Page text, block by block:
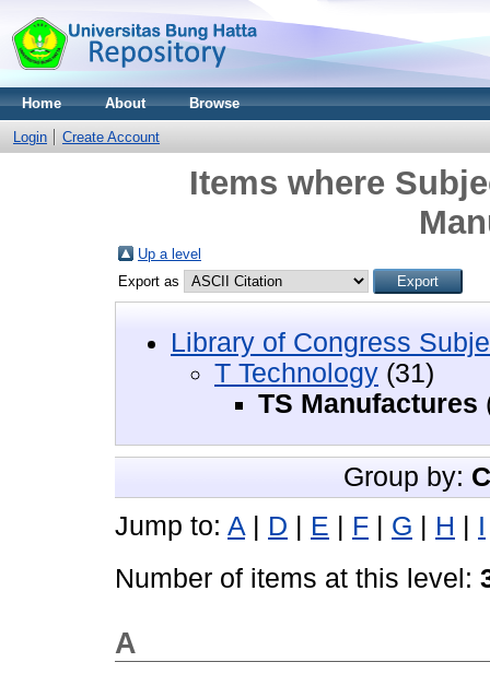
Home About Browse
Login Create Account
Items where
Up a level
Export as
Library of Congress
T Technology (31)
TS Manufactures
Group by:
Jump to: A | D | E | F | G | H | I
Number of items at this level:
A